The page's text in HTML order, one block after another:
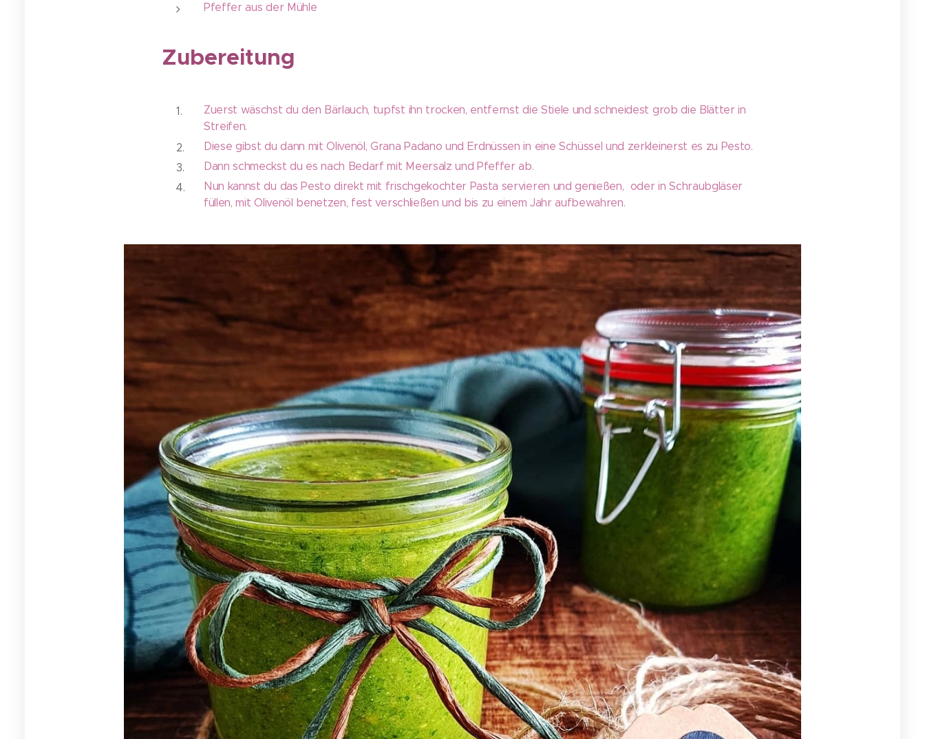
Pfeffer aus der Mühle
Zubereitung
Zuerst wäschst du den Bärlauch, tupfst ihn trocken, entfernst die Stiele und schneidest grob die Blätter in
Streifen.
Diese gibst du dann mit Olivenöl, Grana Padano und Erdnüssen in eine Schüssel und zerkleinerst es zu Pesto.
Dann schmeckst du es nach Bedarf mit Meersalz und Pfeffer ab.
Nun kannst du das Pesto direkt mit frischgekochter Pasta servieren und genießen, oder in Schraubgläser
füllen, mit Olivenöl benetzen, fest verschließen und bis zu einem Jahr aufbewahren.